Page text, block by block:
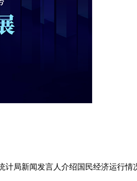
新闻发言人介绍国民经济运行情